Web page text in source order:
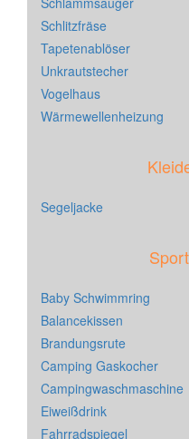
Schlitzfräse
Tapetenablöser
Unkrautstecher
Vogelhaus
Wärmewellenheizung
Segeljacke
Baby Schwimmring
Balancekissen
Brandungsrute
Camping Gaskocher
Campingwaschmaschine
Eiweißdrink
Fahrradspiegel